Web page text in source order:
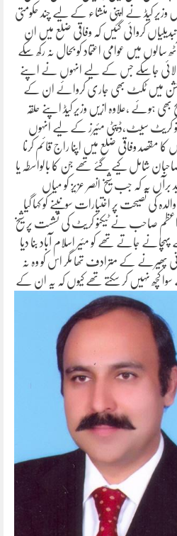
کیڈ نے اپنی منشاء کے لیے چند حکومتی
کروائی گئیں کہ وفاقی ضلع میں ان
میں عوامی اعتماد کو بحال نہ رکھ سکے
لائی جاسکے جس کے لیے انہوں نے اپنے
میں ٹکٹ بھی جاری کروائے ان کے
ہوئے ،علاوہ ازیں وزیر کیڈ اپنے حلقہ
کریٹ سیٹ،ڈپٹی مئیرز کے لیے انہوں
مقصد وفاقی ضلع میں اپنا راج قائم کرنا
صاحبان شامل کیے گئے تھے جن کا بالواسطہ یا
برآں یہ کہ جب شیخ انصر عزیز کو میاں
کی نصیحت پر اختیارات سونپنے کو کہا گیا
صاحب نے ٹیکنو کریٹ کی نشست پر شیخ
جاتے تھے کو مئیر اسلام آباد بنا دیا
پھیرنے کے مترادف تھا مگر اس کو وہ نہ
کچھ نہیں کر سکتے تھے کیوں کہ یہ ان کے